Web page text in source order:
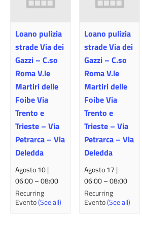
Loano pulizia
strade Via dei
Gazzi – C.so
Roma V.le
Martiri delle
Foibe Via
Trento e
Trieste – Via
Petrarca – Via
Deledda
Agosto 10 |
06:00–08:00
Recurring
Evento(See all)
Loano pulizia
strade Via dei
Gazzi – C.so
Roma V.le
Martiri delle
Foibe Via
Trento e
Trieste – Via
Petrarca – Via
Deledda
Agosto 17 |
06:00–08:00
Recurring
Evento(See all)